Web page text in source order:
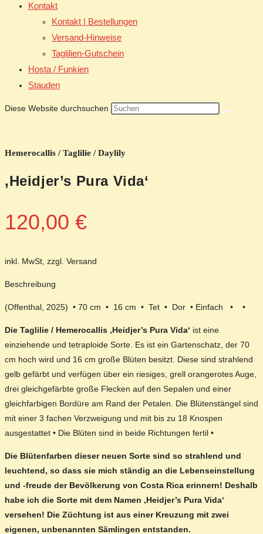
Kontakt
Kontakt | Bestellungen
Versand-Hinweise
Taglilien-Gutschein
Hosta / Funkien
Stauden
Diese Website durchsuchen
Hemerocallis / Taglilie / Daylily
‚Heidjer’s Pura Vida‘
120,00 €
inkl. MwSt, zzgl. Versand
Beschreibung
(Offenthal, 2025) • 70 cm • 16 cm • Tet • Dor • Einfach • •
Die Taglilie / Hemerocallis ‚Heidjer’s Pura Vida‘ ist eine
einziehende und tetraploide Sorte. Es ist ein Gartenschatz, der 70
cm hoch wird und 16 cm große Blüten besitzt. Diese sind strahlend
gelb gefärbt und verfügen über ein riesiges, grell orangerotes Auge,
drei gleichgefärbte große Flecken auf den Sepalen und einer
gleichfarbigen Bordüre am Rand der Petalen. Die Blütenstängel sind
mit einer 3 fachen Verzweigung und mit bis zu 18 Knospen
ausgestattet • Die Blüten sind in beide Richtungen fertil •
Die Blütenfarben dieser neuen Sorte sind so strahlend und
leuchtend, so dass sie mich ständig an die Lebenseinstellung
und -freude der Bevölkerung von Costa Rica erinnern! Deshalb
habe ich die Sorte mit dem Namen ‚Heidjer’s Pura Vida‘
versehen! Die Züchtung ist aus einer Kreuzung mit zwei
eigenen, unbenannten Sämlingen entstanden.